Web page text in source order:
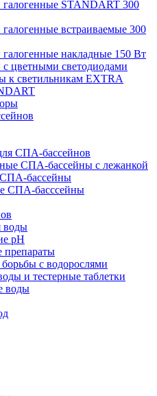
галогенные STANDART 300
встраиваемые 300
накладные 150 Вт
цветными светодиодами
к светильникам EXTRA
СПА-бассейнов
СПА-бассейны с лежанкой
бассейны
СПА-басссейны
воды
pH
препараты
с водорослями
и тестерные таблетки
воды